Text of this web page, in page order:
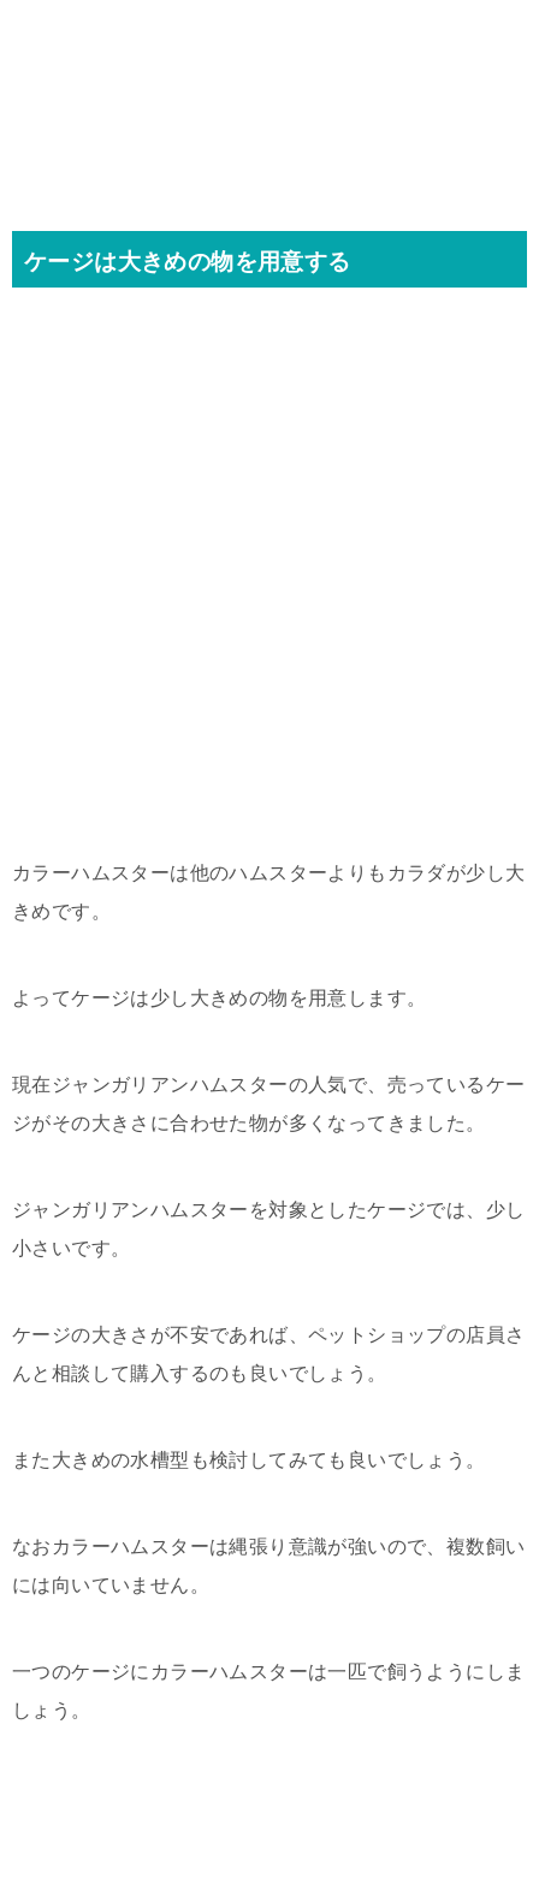
ケージは大きめの物を用意する
カラーハムスターは他のハムスターよりもカラダが少し大
きめです。
よってケージは少し大きめの物を用意します。
現在ジャンガリアンハムスターの人気で、売っているケー
ジがその大きさに合わせた物が多くなってきました。
ジャンガリアンハムスターを対象としたケージでは、少し
小さいです。
ケージの大きさが不安であれば、ペットショップの店員さ
んと相談して購入するのも良いでしょう。
また大きめの水槽型も検討してみても良いでしょう。
なおカラーハムスターは縄張り意識が強いので、複数飼い
には向いていません。
一つのケージにカラーハムスターは一匹で飼うようにしま
しょう。